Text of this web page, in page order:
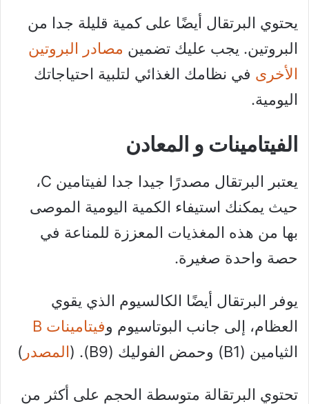
يحتوي البرتقال أيضًا على كمية قليلة جدا من
البروتين. يجب عليك تضمين مصادر البروتين
الأخرى في نظامك الغذائي لتلبية احتياجاتك
اليومية.
الفيتامينات و المعادن
يعتبر البرتقال مصدرًا جيدا جدا لفيتامين C،
حيث يمكنك استيفاء الكمية اليومية الموصى
بها من هذه المغذيات المعززة للمناعة في
حصة واحدة صغيرة.
يوفر البرتقال أيضًا الكالسيوم الذي يقوي
العظام، إلى جانب البوتاسيوم وفيتامينات B
الثيامين (B1) وحمض الفوليك (B9). (
المصدر )
تحتوي البرتقالة متوسطة الحجم على أكثر من